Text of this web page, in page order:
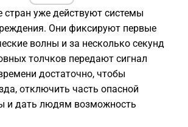
стран уже действуют системы
Они фиксируют первые
волны и за несколько секунд
толчков передают сигнал
достаточно, чтобы
отключить часть опасной
и дать людям возможность